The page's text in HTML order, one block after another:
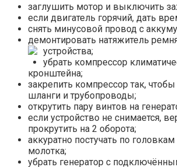
заглушить мотор и выключить
если двигатель горячий, дать
снять минусовой провод с
демонтировать натяжитель
устройства;
убрать компрессор
кронштейна;
закрепить компрессор так,
шланги и трубопроводы;
открутить пару винтов на
если устройство не снимается,
прокрутить на 2 оборота;
аккуратно постучать по
молотка;
убрать генератор с